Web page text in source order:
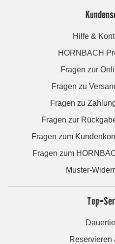
Hilfe &
HORNBACH
Fragen zur
Fragen zu
Fragen zu
Fragen zur
Fragen zum
Fragen zum
Muster-
Top-
Reservieren